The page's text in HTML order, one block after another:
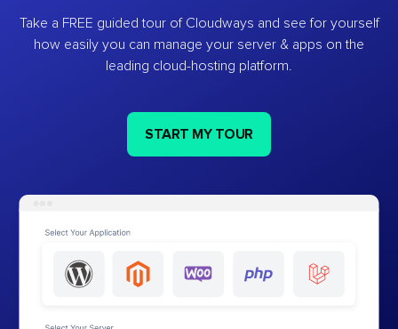
Take a FREE guided tour of Cloudways and see for yourself
how easily you can manage your server & apps on the
leading cloud-hosting platform.
START MY TOUR